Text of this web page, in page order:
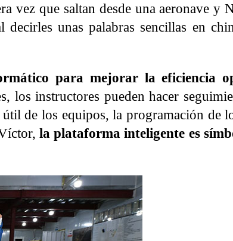
vez que saltan desde una aeronave y
unas palabras sencillas en
para mejorar la eficiencia
los instructores pueden hacer
de los equipos, la programación de
la plataforma inteligente es